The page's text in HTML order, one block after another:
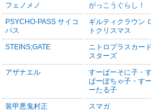
フェノメノ がっこうぐらし！
PSYCHO-PASS サイコ
パス
ギルティクラウン
トクリスマス
STEINS;GATE
ニトロプラスカー
スターズ
アザナエル
すーぱーそに子・
ぱーぽちゃ子・す
ーたる子
装甲悪鬼村正 スマガ